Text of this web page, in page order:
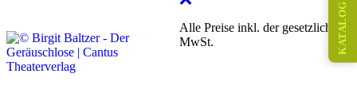
Alle Preise inkl. der gesetzlichen
MwSt.
KATALOG